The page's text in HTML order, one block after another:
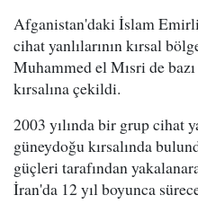
Afganistan'daki İslam
cihat yanlılarının kırsal
Muhammed el Mısri de
kırsalına çekildi.
2003 yılında bir grup cihat
güneydoğu kırsalında
güçleri tarafından
İran'da 12 yıl boyunca